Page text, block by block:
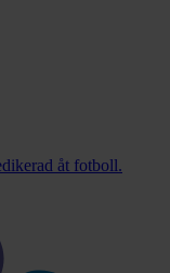
åt fotboll.